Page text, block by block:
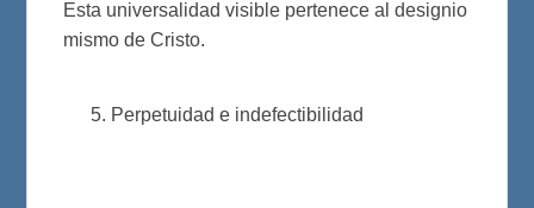
Esta universalidad visible pertenece al designio
mismo de Cristo.
Perpetuidad e indefectibilidad